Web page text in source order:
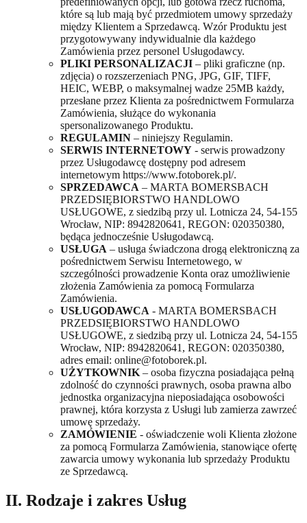
które są lub mają być przedmiotem umowy sprzedaży
między Klientem a Sprzedawcą. Wzór Produktu jest
przygotowywany indywidualnie dla każdego
Zamówienia przez personel Usługodawcy.
PLIKI PERSONALIZACJI – pliki graficzne (np.
zdjęcia) o rozszerzeniach PNG, JPG, GIF, TIFF,
HEIC, WEBP, o maksymalnej wadze 25MB każdy,
przesłane przez Klienta za pośrednictwem Formularza
Zamówienia, służące do wykonania
spersonalizowanego Produktu.
REGULAMIN – niniejszy Regulamin.
SERWIS INTERNETOWY - serwis prowadzony
przez Usługodawcę dostępny pod adresem
internetowym https://www.fotoborek.pl/.
SPRZEDAWCA – MARTA BOMERSBACH
PRZEDSIĘBIORSTWO HANDLOWO
USŁUGOWE, z siedzibą przy ul. Lotnicza 24, 54-155
Wrocław, NIP: 8942820641, REGON: 020350380,
będąca jednocześnie Usługodawcą.
USŁUGA – usługa świadczona drogą elektroniczną za
pośrednictwem Serwisu Internetowego, w
szczególności prowadzenie Konta oraz umożliwienie
złożenia Zamówienia za pomocą Formularza
Zamówienia.
USŁUGODAWCA - MARTA BOMERSBACH
PRZEDSIĘBIORSTWO HANDLOWO
USŁUGOWE, z siedzibą przy ul. Lotnicza 24, 54-155
Wrocław, NIP: 8942820641, REGON: 020350380,
adres email: online@fotoborek.pl.
UŻYTKOWNIK– osoba fizyczna posiadająca pełną
zdolność do czynności prawnych, osoba prawna albo
jednostka organizacyjna nieposiadająca osobowości
prawnej, która korzysta z Usługi lub zamierza zawrzeć
umowę sprzedaży.
ZAMÓWIENIE - oświadczenie woli Klienta złożone
za pomocą Formularza Zamówienia, stanowiące ofertę
zawarcia umowy wykonania lub sprzedaży Produktu
ze Sprzedawcą.
II. Rodzaje i zakres Usług